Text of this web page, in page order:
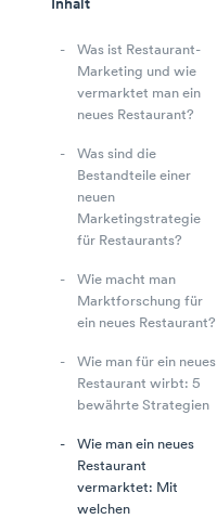
Inhalt
Was ist Restaurant-
Marketing und wie
vermarktet man ein
neues Restaurant?
Was sind die
Bestandteile einer
neuen
Marketingstrategie
für Restaurants?
Wie macht man
Marktforschung für
ein neues Restaurant?
Wie man für ein neues
Restaurant wirbt: 5
bewährte Strategien
Wie man ein neues
Restaurant
vermarktet: Mit
welchen